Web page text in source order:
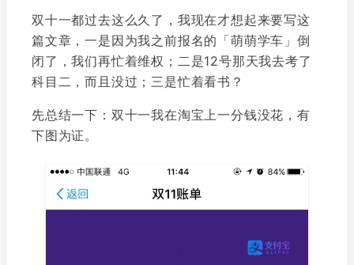
双十一都过去这么久了，我现在才想起来要写这
篇文章，一是因为我之前报名的「萌萌学车」倒
闭了，我们再忙着维权；二是12号那天我去考了
科目二，而且没过；三是忙着看书？
先总结一下：双十一我在淘宝上一分钱没花，有
下图为证。